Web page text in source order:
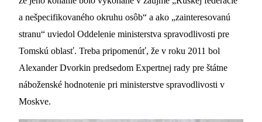
a nešpecifikovaného okruhu osôb“ a ako „zainteresovanú
stranu“ uviedol Oddelenie ministerstva spravodlivosti pre
Tomskú oblasť. Treba pripomenúť, že v roku 2011 bol
Alexander Dvorkin predsedom Expertnej rady pre štátne
náboženské hodnotenie pri ministerstve spravodlivosti v
Moskve.